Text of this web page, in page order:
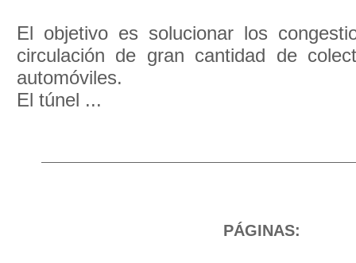
El objetivo es solucionar los
circulación de gran cantidad de
automóviles.
El túnel ...
PÁGINAS: